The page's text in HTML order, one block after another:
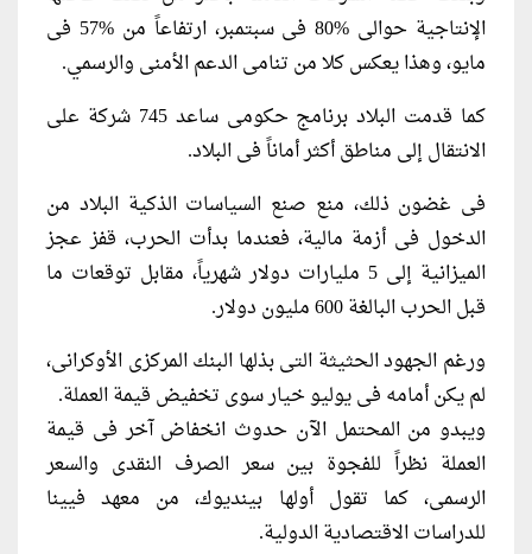
الإنتاجية حوالى %80 فى سبتمبر، ارتفاعاً من %57 فى
مايو، وهذا يعكس كلا من تنامى الدعم الأمنى والرسمي.
كما قدمت البلاد برنامج حكومى ساعد 745 شركة على
الانتقال إلى مناطق أكثر أماناً فى البلاد.
فى غضون ذلك، منع صنع السياسات الذكية البلاد من
الدخول فى أزمة مالية، فعندما بدأت الحرب، قفز عجز
الميزانية إلى 5 مليارات دولار شهرياً، مقابل توقعات ما
قبل الحرب البالغة 600 مليون دولار.
ورغم الجهود الحثيثة التى بذلها البنك المركزى الأوكرانى،
لم يكن أمامه فى يوليو خيار سوى تخفيض قيمة العملة.
ويبدو من المحتمل الآن حدوث انخفاض آخر فى قيمة
العملة نظراً للفجوة بين سعر الصرف النقدى والسعر
الرسمى، كما تقول أولها بينديوك، من معهد فيينا
للدراسات الاقتصادية الدولية.